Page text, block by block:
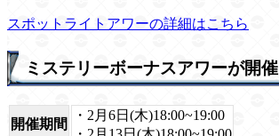
スポットライトアワーの詳細はこちら
ミステリーボーナスアワーが開催
開催期間
・2月6日(木)18:00~19:00